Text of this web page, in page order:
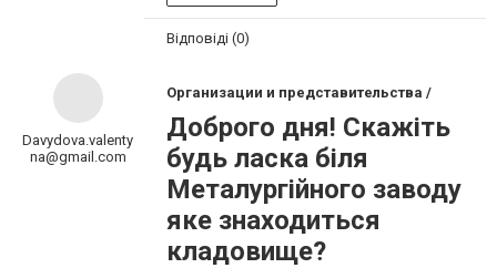
Відповіді (0)
Davydova.valenty
na@gmail.com
Организации и представительства /
Доброго дня! Скажіть
будь ласка біля
Металургійного заводу
яке знаходиться
кладовище?